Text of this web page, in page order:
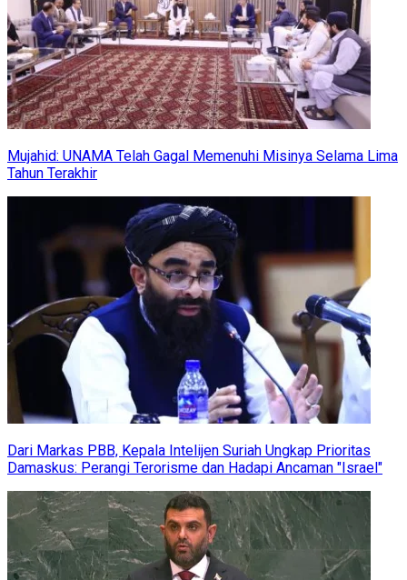
Mujahid: UNAMA Telah Gagal Memenuhi Misinya Selama Lima
Tahun Terakhir
Dari Markas PBB, Kepala Intelijen Suriah Ungkap Prioritas
Damaskus: Perangi Terorisme dan Hadapi Ancaman "Israel"